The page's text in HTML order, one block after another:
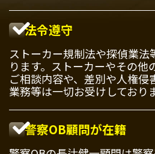
法令遵守
ストーカー規制法や探偵業法
ります。ストーカーやその他
ご相談内容や、差別や人権侵
業務等は一切お受けしており
警察OB顧問が在籍